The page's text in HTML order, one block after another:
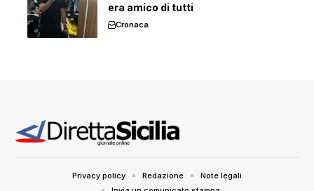
era amico di tutti
Cronaca
Privacy policy Redazione
Note legali